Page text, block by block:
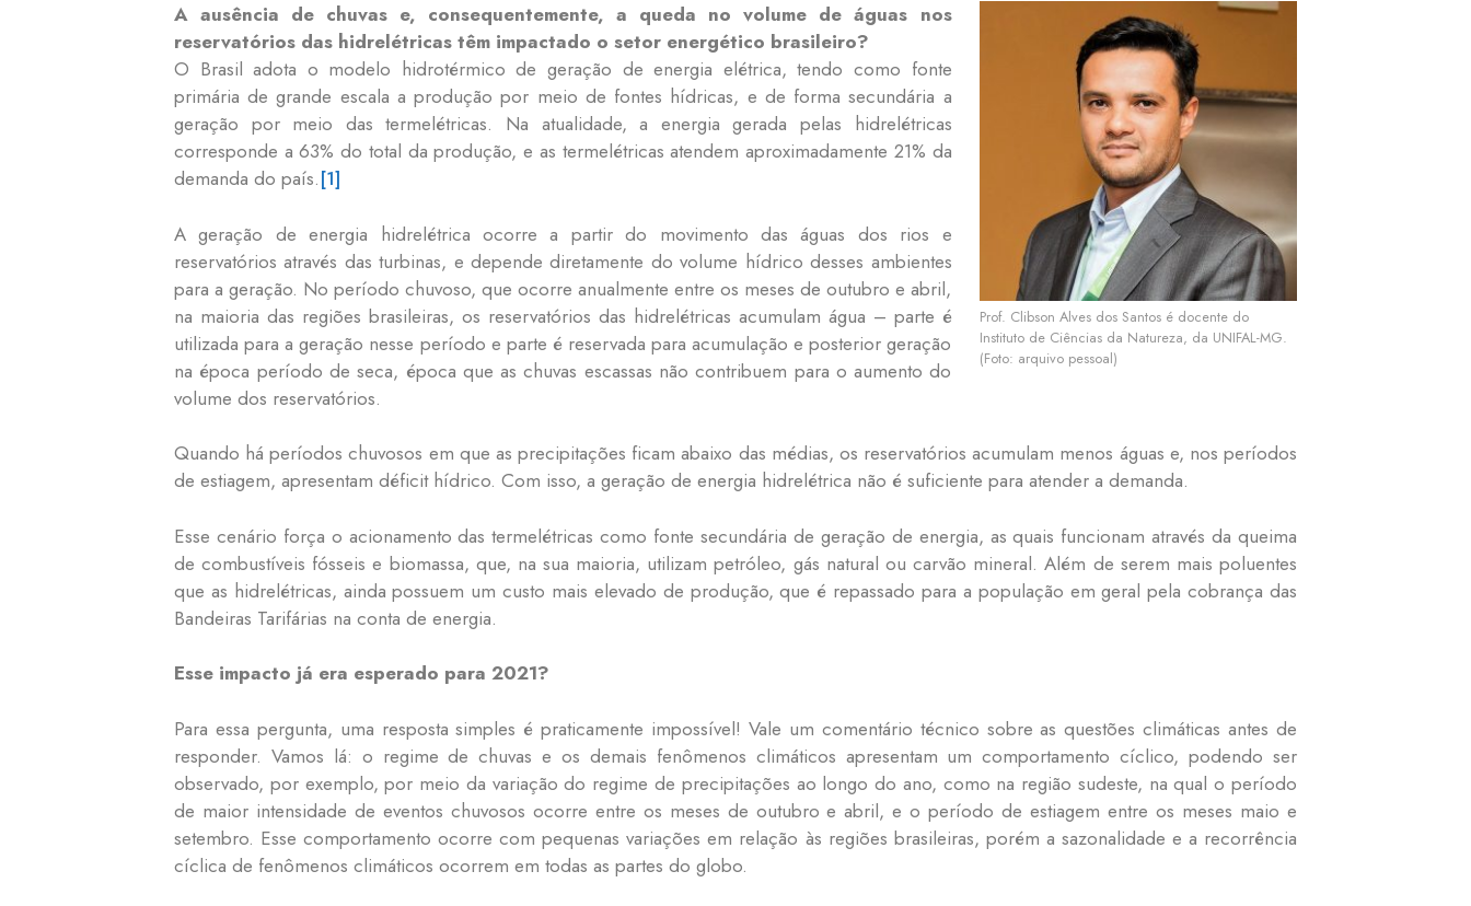
Prof. Clibson Alves dos Santos é docente do
Instituto de Ciências da Natureza, da UNIFAL-MG.
(Foto: arquivo pessoal)
A ausência de chuvas e, consequentemente, a queda no volume de águas nos
reservatórios das hidrelétricas têm impactado o setor energético brasileiro?
O Brasil adota o modelo hidrotérmico de geração de energia elétrica, tendo como fonte
primária de grande escala a produção por meio de fontes hídricas, e de forma secundária a
geração por meio das termelétricas. Na atualidade, a energia gerada pelas hidrelétricas
corresponde a 63% do total da produção, e as termelétricas atendem aproximadamente 21% da
demanda do país.[1]
A geração de energia hidrelétrica ocorre a partir do movimento das águas dos rios e
reservatórios através das turbinas, e depende diretamente do volume hídrico desses ambientes
para a geração. No período chuvoso, que ocorre anualmente entre os meses de outubro e abril,
na maioria das regiões brasileiras, os reservatórios das hidrelétricas acumulam água – parte é
utilizada para a geração nesse período e parte é reservada para acumulação e posterior geração
na época período de seca, época que as chuvas escassas não contribuem para o aumento do
volume dos reservatórios.
Quando há períodos chuvosos em que as precipitações ficam abaixo das médias, os reservatórios acumulam menos águas e, nos períodos
de estiagem, apresentam déficit hídrico. Com isso, a geração de energia hidrelétrica não é suficiente para atender a demanda.
Esse cenário força o acionamento das termelétricas como fonte secundária de geração de energia, as quais funcionam através da queima
de combustíveis fósseis e biomassa, que, na sua maioria, utilizam petróleo, gás natural ou carvão mineral. Além de serem mais poluentes
que as hidrelétricas, ainda possuem um custo mais elevado de produção, que é repassado para a população em geral pela cobrança das
Bandeiras Tarifárias na conta de energia.
Esse impacto já era esperado para 2021?
Para essa pergunta, uma resposta simples é praticamente impossível! Vale um comentário técnico sobre as questões climáticas antes de
responder. Vamos lá: o regime de chuvas e os demais fenômenos climáticos apresentam um comportamento cíclico, podendo ser
observado, por exemplo, por meio da variação do regime de precipitações ao longo do ano, como na região sudeste, na qual o período
de maior intensidade de eventos chuvosos ocorre entre os meses de outubro e abril, e o período de estiagem entre os meses maio e
setembro. Esse comportamento ocorre com pequenas variações em relação às regiões brasileiras, porém a sazonalidade e a recorrência
cíclica de fenômenos climáticos ocorrem em todas as partes do globo.